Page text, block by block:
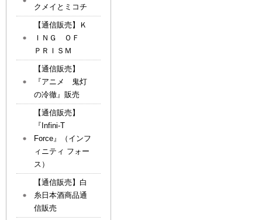
クメイとミコチ
【通信販売】Ｋ
ＩＮＧ ＯＦ
ＰＲＩＳＭ
【通信販売】
『アニメ 鬼灯
の冷徹』販売
【通信販売】
『Infini-T
Force』（インフ
ィニティ フォー
ス）
【通信販売】白
糸日本酒商品通
信販売